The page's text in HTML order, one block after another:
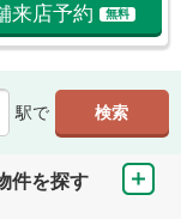
来店予約 無料
駅で
件を探す